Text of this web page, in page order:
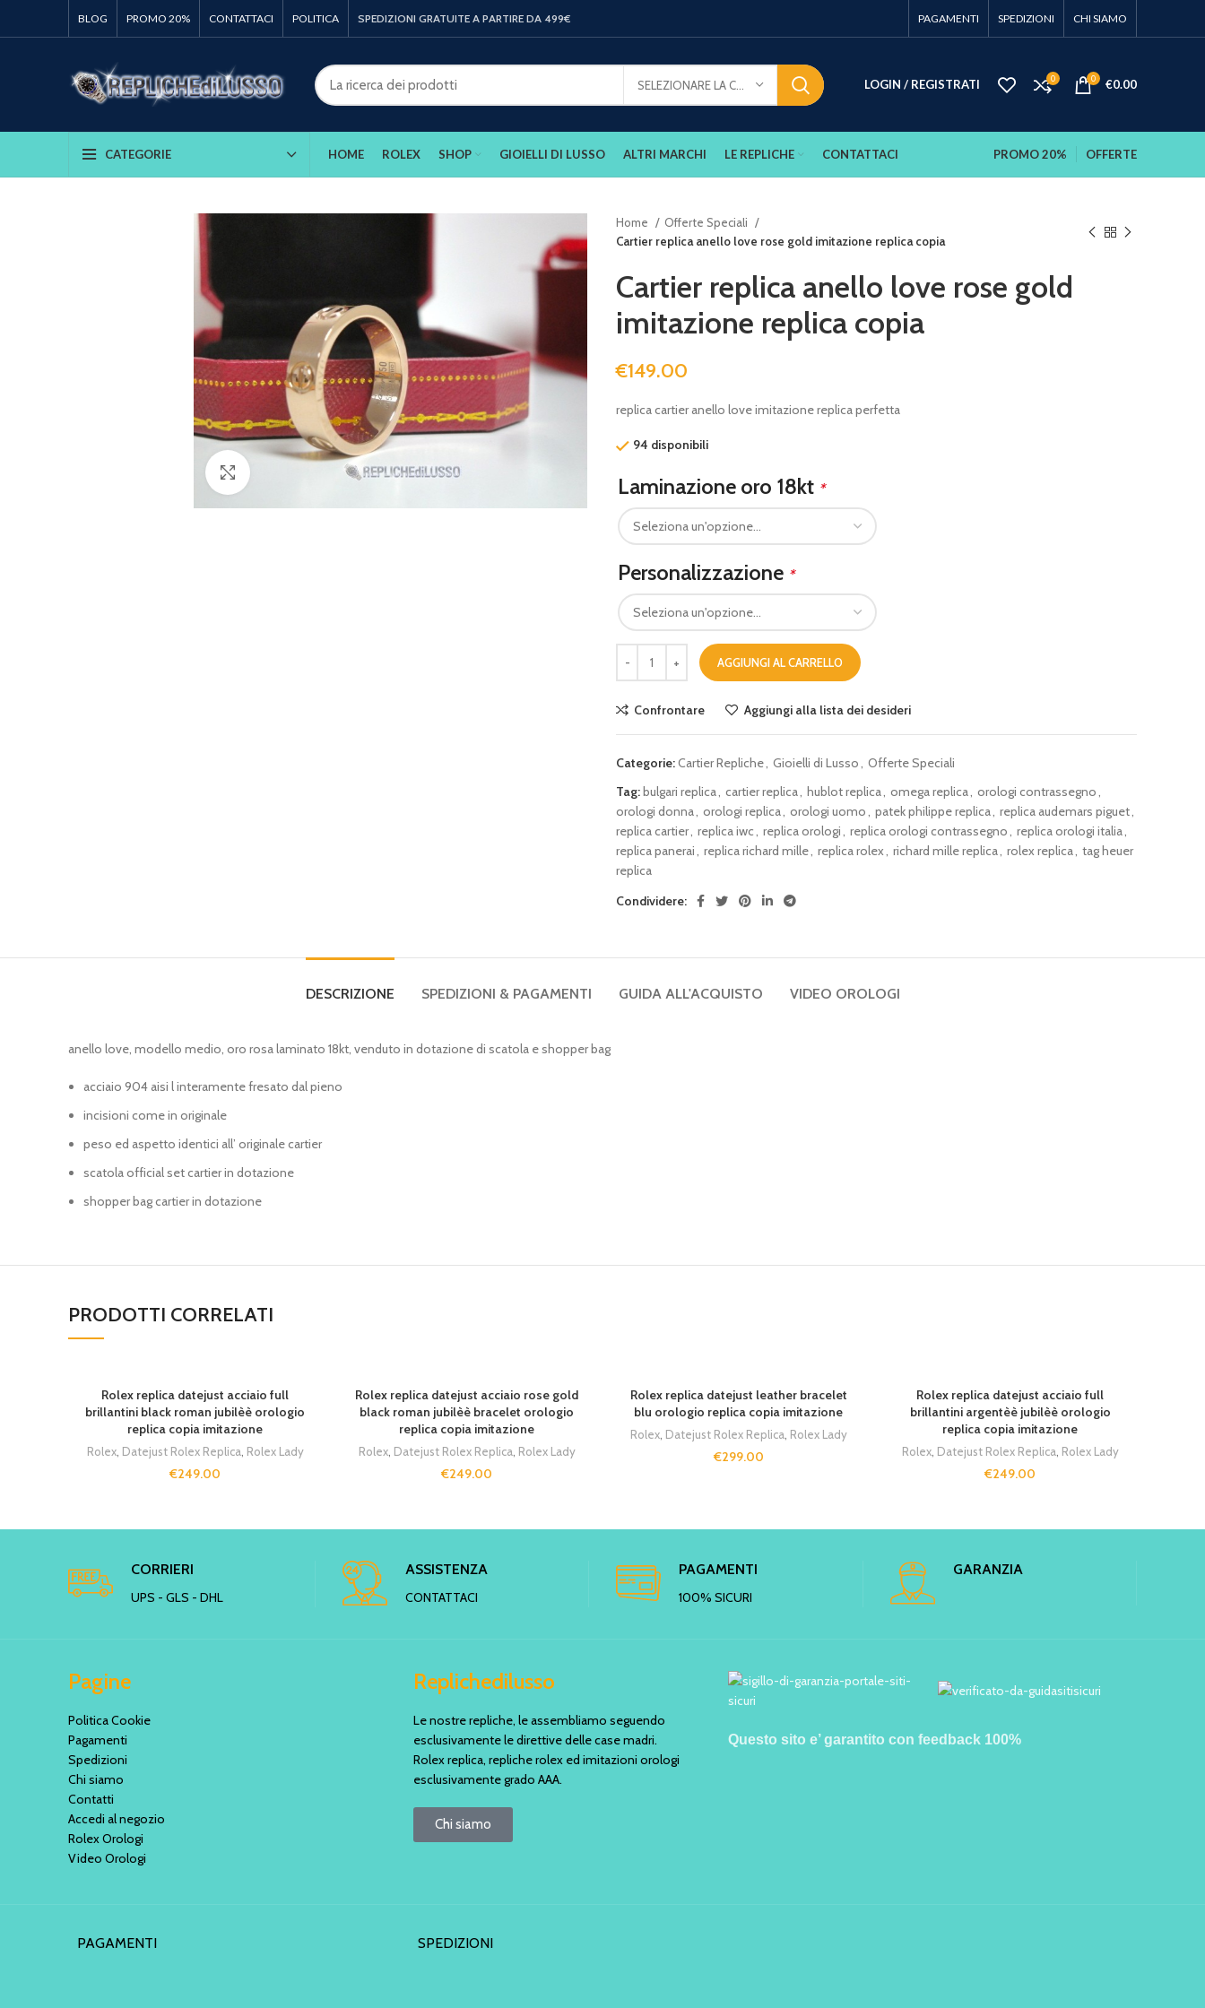
BLOG PROMO 20% CONTATTACI POLITICA SPEDIZIONI GRATUITE A PARTIRE DA 499€ PAGAMENTI SPEDIZIONI CHI SIAMO
LOGIN / REGISTRATI 0 0 €0.00
CATEGORIE HOME ROLEX SHOP GIOIELLI DI LUSSO ALTRI MARCHI LE REPLICHE CONTATTACI PROMO 20% OFFERTE
Clicca per ingrandire
Home
Offerte Speciali
Cartier replica anello love rose gold imitazione replica copia
Cartier replica anello love rose gold
imitazione replica copia
€149.00
replica cartier anello love imitazione replica perfetta
94 disponibili
Laminazione oro 18kt *
Personalizzazione *
AGGIUNGI AL CARRELLO
Confrontare Aggiungi alla lista dei desideri
Categorie:Cartier Repliche Gioielli di Lusso
Offerte Speciali
Tag:bulgari replica cartier replica hublot replica omega replica orologi contrassegno
orologi donna orologi replica orologi uomo patek philippe replica replica audemars piguet
replica cartier replica iwc replica orologi replica orologi contrassegno replica orologi italia
replica panerai
replica richard mille replica rolex richard mille replica rolex replica tag heuer
replica
Condividere:
DESCRIZIONE SPEDIZIONI & PAGAMENTI GUIDA ALL'ACQUISTO VIDEO OROLOGI
anello love, modello medio, oro rosa laminato 18kt, venduto in dotazione di scatola e shopper bag
acciaio 904 aisi l interamente fresato dal pieno
incisioni come in originale
peso ed aspetto identici all’ originale cartier
scatola official set cartier in dotazione
shopper bag cartier in dotazione
PRODOTTI CORRELATI
Rolex replica datejust acciaio full
brillantini black roman jubilèè orologio
replica copia imitazione
Rolex, Datejust Rolex Replica, Rolex Lady
€249.00
Rolex replica datejust acciaio rose gold
black roman jubilèè bracelet orologio
replica copia imitazione
Rolex, Datejust Rolex Replica, Rolex Lady
€249.00
Rolex replica datejust leather bracelet
blu orologio replica copia imitazione
Rolex, Datejust Rolex Replica, Rolex Lady
€299.00
Rolex replica datejust acciaio full
brillantini argentèè jubilèè orologio
replica copia imitazione
Rolex, Datejust Rolex Replica, Rolex Lady
€249.00
CORRIERI
UPS - GLS - DHL
ASSISTENZA
CONTATTACI
PAGAMENTI
100% SICURI
GARANZIA
Pagine
Politica Cookie
Pagamenti
Spedizioni
Chi siamo
Contatti
Accedi al negozio
Rolex Orologi
Video Orologi
Replichedilusso
Le nostre repliche, le assembliamo seguendo
esclusivamente le direttive delle case madri.
Rolex replica, repliche rolex ed imitazioni orologi
esclusivamente grado AAA.
Chi siamo
Questo sito e’ garantito con feedback 100%
PAGAMENTI SPEDIZIONI